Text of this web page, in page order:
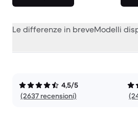
Le differenze in breveModelli
4,5/5
(2637 recensioni)